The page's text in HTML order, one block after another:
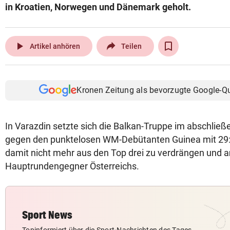
in Kroatien, Norwegen und Dänemark geholt.
play_arrow Artikel anhören Teilen
Kronen Zeitung als bevorzugte Google-
In Varazdin setzte sich die Balkan-Truppe im
gegen den punktelosen WM-Debütanten Guinea mit
damit nicht mehr aus den Top drei zu verdrängen und
Hauptrundengegner Österreichs.
Sport News